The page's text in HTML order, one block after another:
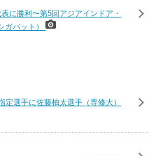
に勝利〜第5回アジアインドア・
ガバット）
選手に佐藤柚太選手（専修大）